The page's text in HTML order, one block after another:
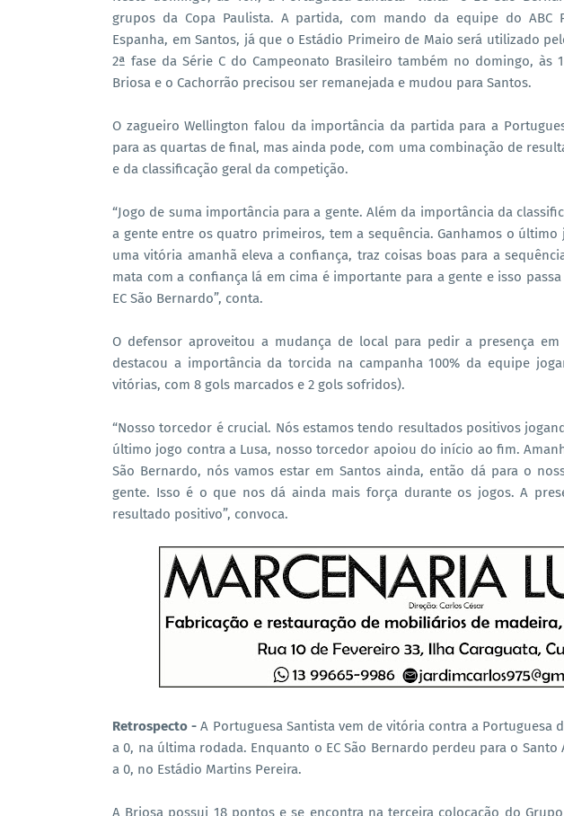
grupos da Copa Paulista. A partida, com mando da equipe do ABC
Espanha, em Santos, já que o Estádio Primeiro de Maio será utilizado
2ª fase da Série C do Campeonato Brasileiro também no domingo, às
Briosa e o Cachorrão precisou ser remanejada e mudou para Santos.
O zagueiro Wellington falou da importância da partida para a
para as quartas de final, mas ainda pode, com uma combinação de
e da classificação geral da competição.
“Jogo de suma importância para a gente. Além da importância da
a gente entre os quatro primeiros, tem a sequência. Ganhamos o
uma vitória amanhã eleva a confiança, traz coisas boas para a
mata com a confiança lá em cima é importante para a gente e isso
EC São Bernardo”, conta.
O defensor aproveitou a mudança de local para pedir a presença
destacou a importância da torcida na campanha 100% da equipe
vitórias, com 8 gols marcados e 2 gols sofridos).
“Nosso torcedor é crucial. Nós estamos tendo resultados positivos
último jogo contra a Lusa, nosso torcedor apoiou do início ao fim.
São Bernardo, nós vamos estar em Santos ainda, então dá para o
gente. Isso é o que nos dá ainda mais força durante os jogos. A
resultado positivo”, convoca.
Retrospecto -A Portuguesa Santista vem de vitória contra a Portuguesa
a 0, na última rodada. Enquanto o EC São Bernardo perdeu para o Santo
a 0, no Estádio Martins Pereira.
A Briosa possui 18 pontos e se encontra na terceira colocação do